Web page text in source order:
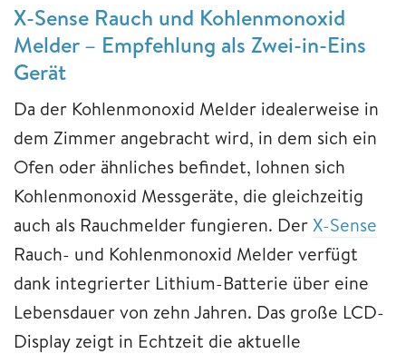
X-Sense Rauch und Kohlenmonoxid
Melder – Empfehlung als Zwei-in-Eins
Gerät
Da der Kohlenmonoxid Melder idealerweise in
dem Zimmer angebracht wird, in dem sich ein
Ofen oder ähnliches befindet, lohnen sich
Kohlenmonoxid Messgeräte, die gleichzeitig
auch als Rauchmelder fungieren. DerX-Sense
Rauch- und Kohlenmonoxid Melder verfügt
dank integrierter Lithium-Batterie über eine
Lebensdauer von zehn Jahren. Das große LCD-
Display zeigt in Echtzeit die aktuelle